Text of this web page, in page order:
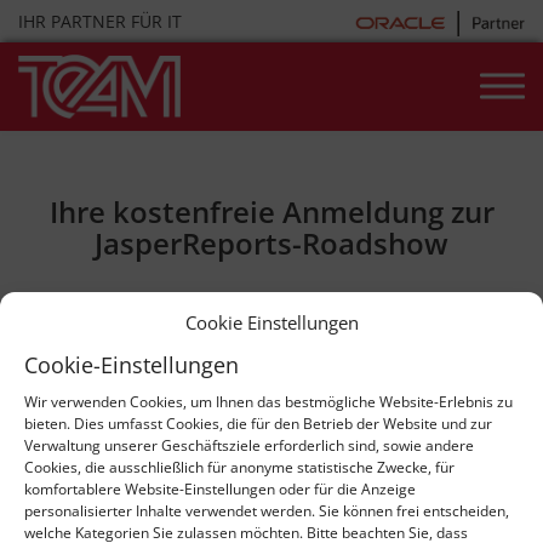
Cookie Einstellungen
Cookie-Einstellungen
Wir verwenden Cookies, um Ihnen das bestmögliche Website-Erlebnis zu
bieten. Dies umfasst Cookies, die für den Betrieb der Website und zur
Verwaltung unserer Geschäftsziele erforderlich sind, sowie andere
Cookies, die ausschließlich für anonyme statistische Zwecke, für
komfortablere Website-Einstellungen oder für die Anzeige
personalisierter Inhalte verwendet werden. Sie können frei entscheiden,
welche Kategorien Sie zulassen möchten. Bitte beachten Sie, dass
Skip
to
content
IHR PARTNER FÜR IT
Ihre kostenfreie Anmeldung zur
JasperReports-Roadshow
Bitte melden Sie sich mit nachfolgenden Formularen
verbindlich und kostenfrei zum Workshop und/oder
Bootcamp an.
Sie erhalten eine Anmeldebestätigung von uns.
Bei Fragen sind wir unterteam@team-pb.deoder +49
5254 8008-0 gerne für Sie da.